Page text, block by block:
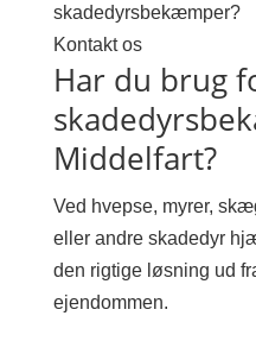
skadedyrsbekæmper?
Kontakt os
Har du brug
Middelfart?
Ved hvepse, myrer,
eller andre skadedyr
den rigtige løsning ud
ejendommen.